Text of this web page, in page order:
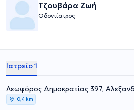
Τζουβάρα Ζωή
Οδοντίατρος
Ιατρείο 1
Λεωφόρος Δημοκρατίας 397,
0,4 km